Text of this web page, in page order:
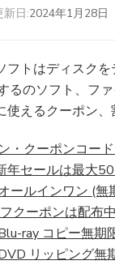
新日:2024年1月28日
フトはディスク
るのソフト、フ
えるクーポン、
・クーポンコー
年セールは最大
ールインワン (無
フクーポンは配布
ray コピー無期
リッピング無